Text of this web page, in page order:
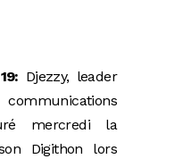
Djezzy, leader
mercredi la
Digithon lors